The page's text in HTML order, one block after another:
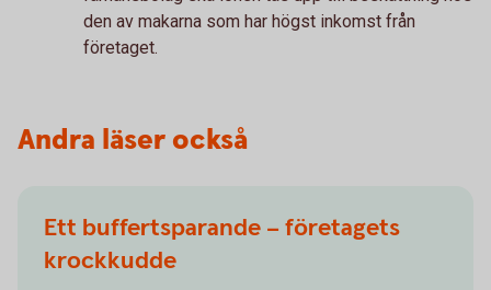
den av makarna som har högst inkomst från
företaget.
Andra läser också
Ett buffertsparande – företagets
krockkudde